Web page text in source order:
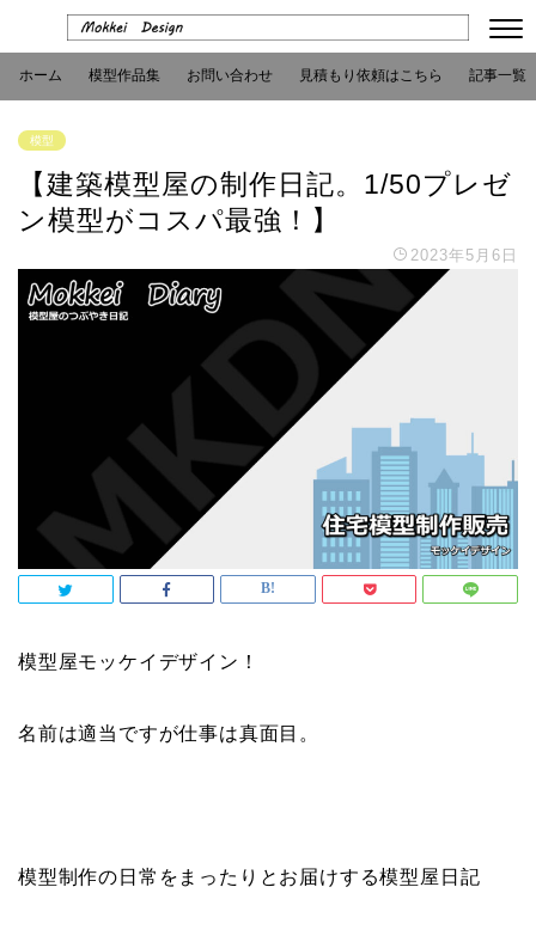
ホーム 模型作品集 お問い合わせ 見積もり依頼はこちら 記事一覧
模型
【建築模型屋の制作日記。1/50プレゼ
ン模型がコスパ最強！】
2023年5月6日
模型屋モッケイデザイン！
名前は適当ですが仕事は真面目。
模型制作の日常をまったりとお届けする模型屋日記